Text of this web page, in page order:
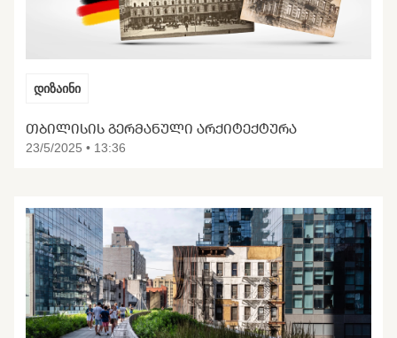
დიზაინი
ᲗᲑᲘᲚᲘᲡᲘᲡ ᲒᲔᲠᲛᲐᲜᲣᲚᲘ ᲐᲠᲥᲘᲢᲔᲥᲢᲣᲠᲐ
23/5/2025 • 13:36